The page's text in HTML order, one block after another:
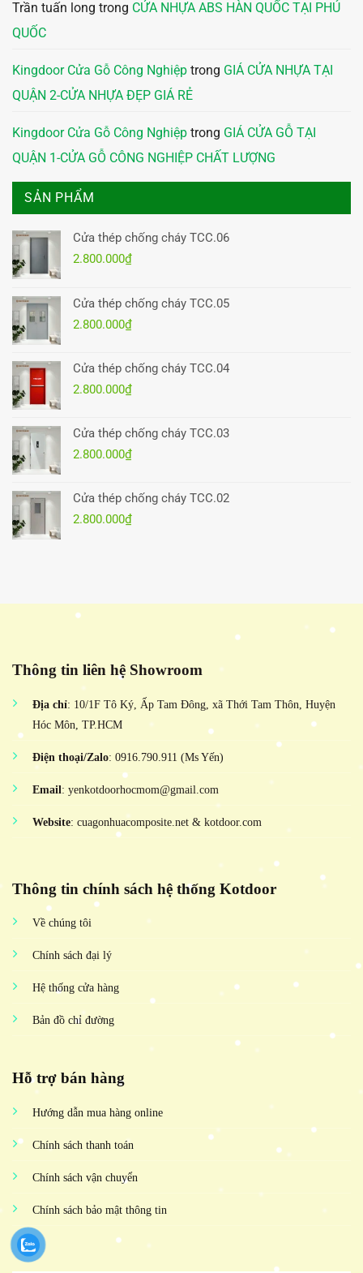
Trần tuấn long trong CỬA NHỰA ABS HÀN QUỐC TẠI PHÚ
QUỐC
Kingdoor Cửa Gỗ Công Nghiệp trong GIÁ CỬA NHỰA TẠI
QUẬN 2-CỬA NHỰA ĐẸP GIÁ RẺ
Kingdoor Cửa Gỗ Công Nghiệp trong GIÁ CỬA GỖ TẠI
QUẬN 1-CỬA GỖ CÔNG NGHIỆP CHẤT LƯỢNG
SẢN PHẨM
Cửa thép chống cháy TCC.06
2.800.000₫
Cửa thép chống cháy TCC.05
2.800.000₫
Cửa thép chống cháy TCC.04
2.800.000₫
Cửa thép chống cháy TCC.03
2.800.000₫
Cửa thép chống cháy TCC.02
2.800.000₫
Thông tin liên hệ Showroom
Địa chỉ: 10/1F Tô Ký, Ấp Tam Đông, xã Thới Tam Thôn, Huyện
Hóc Môn, TP.HCM
Điện thoại/Zalo: 0916.790.911 (Ms Yến)
Email: yenkotdoorhocmom@gmail.com
Website: cuagonhuacomposite.net & kotdoor.com
Thông tin chính sách hệ thống Kotdoor
Về chúng tôi
Chính sách đại lý
Hệ thống cửa hàng
Bản đồ chỉ đường
Hỗ trợ bán hàng
Hướng dẫn mua hàng online
Chính sách thanh toán
Chính sách vận chuyển
Chính sách bảo mật thông tin